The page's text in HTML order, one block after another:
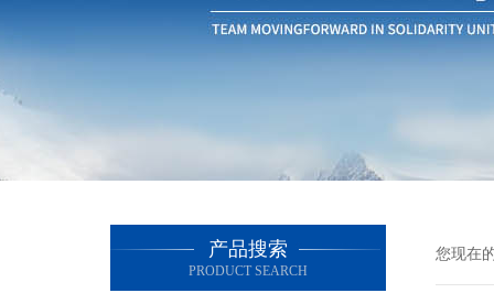
产品搜索
PRODUCT SEARCH
您现在